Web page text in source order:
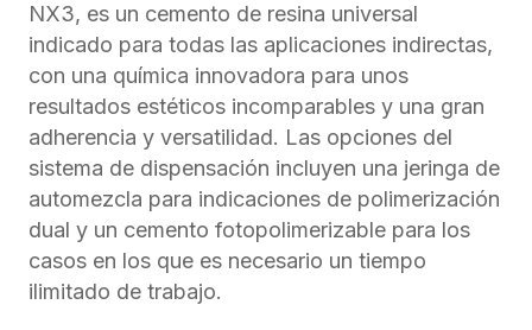
NX3, es un cemento de resina universal
indicado para todas las aplicaciones indirectas,
con una química innovadora para unos
resultados estéticos incomparables y una gran
adherencia y versatilidad. Las opciones del
sistema de dispensación incluyen una jeringa de
automezcla para indicaciones de polimerización
dual y un cemento fotopolimerizable para los
casos en los que es necesario un tiempo
ilimitado de trabajo.